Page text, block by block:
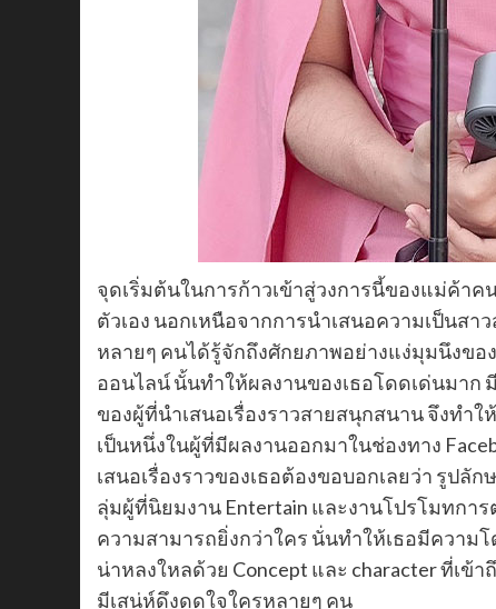
จุดเริ่มต้นในการก้าวเข้าสู่วงการนี้ของแม่ค้า
ตัวเอง นอกเหนือจากการนำเสนอความเป็นส
หลายๆ คนได้รู้จักถึงศักยภาพอย่างแง่มุมนึงขอ
ออนไลน์ นั้นทำให้ผลงานของเธอโดดเด่นมา
ของผู้ที่นำเสนอเรื่องราวสายสนุกสนาน จึงทำ
เป็นหนึ่งในผู้ที่มีผลงานออกมาในช่องทาง
เสนอเรื่องราวของเธอต้องขอบอกเลยว่า รูป
ลุ่มผู้ที่นิยมงาน Entertain และงานโปรโมทกา
ความสามารถยิ่งกว่าใคร นั่นทำให้เธอมีความ
น่าหลงใหลด้วย Concept และ character ที่เข้
มีเสน่ห์ดึงดูดใจใครหลายๆ คน